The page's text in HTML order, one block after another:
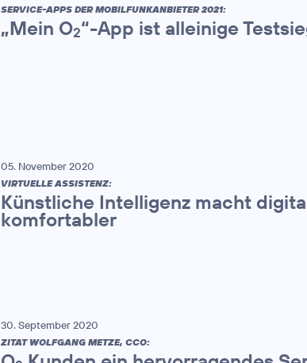
SERVICE-APPS DER MOBILFUNKANBIETER 2021:
„Mein O2“-App ist alleinige
05. November 2020
VIRTUELLE ASSISTENZ:
Künstliche Intelligenz macht
komfortabler
30. September 2020
ZITAT WOLFGANG METZE, CCO: